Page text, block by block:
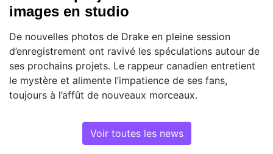
images en studio
De nouvelles photos de Drake en pleine session
d’enregistrement ont ravivé les spéculations autour de
ses prochains projets. Le rappeur canadien entretient
le mystère et alimente l’impatience de ses fans,
toujours à l’affût de nouveaux morceaux.
Voir toutes les news